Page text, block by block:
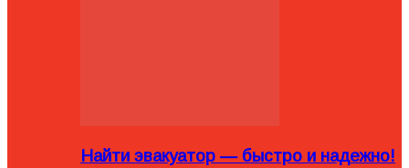
Найти эвакуатор — быстро и надежно!